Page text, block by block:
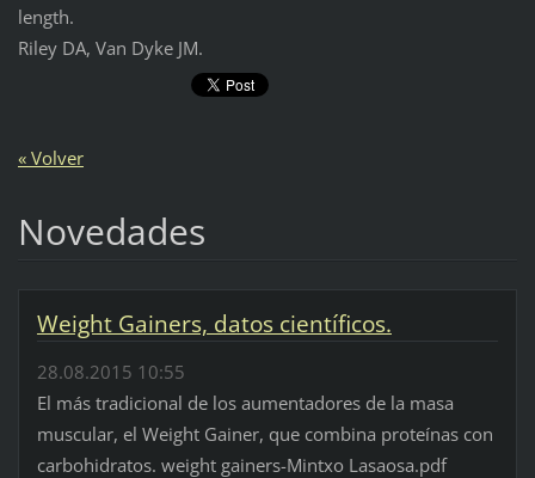
length.
Riley DA, Van Dyke JM.
« Volver
Novedades
Weight Gainers, datos científicos.
28.08.2015 10:55
El más tradicional de los aumentadores de la masa
muscular, el Weight Gainer, que combina proteínas con
carbohidratos. weight gainers-Mintxo Lasaosa.pdf